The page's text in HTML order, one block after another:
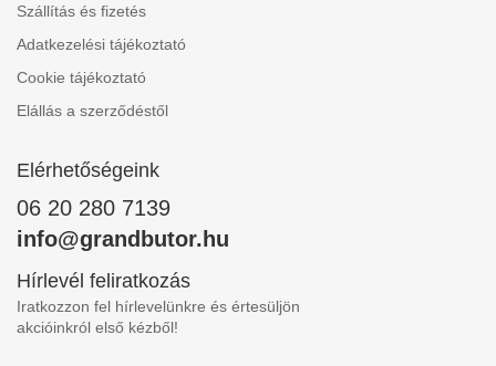
Szállítás és fizetés
Adatkezelési tájékoztató
Cookie tájékoztató
Elállás a szerződéstől
Elérhetőségeink
06 20 280 7139
info@grandbutor.hu
Hírlevél feliratkozás
Iratkozzon fel hírlevelünkre és értesüljön
akcióinkról első kézből!